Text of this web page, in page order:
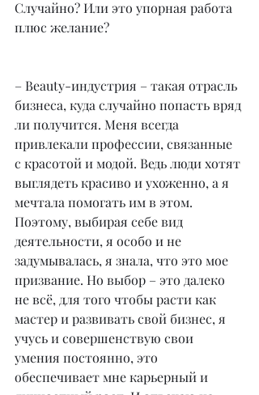
Случайно? Или это упорная работа
плюс желание?
– Beauty-индустрия – такая отрасль
бизнеса, куда случайно попасть вряд
ли получится. Меня всегда
привлекали профессии, связанные
с красотой и модой. Ведь люди хотят
выглядеть красиво и ухоженно, а я
мечтала помогать им в этом.
Поэтому, выбирая себе вид
деятельности, я особо и не
задумывалась, я знала, что это мое
призвание. Но выбор – это далеко
не всё, для того чтобы расти как
мастер и развивать свой бизнес, я
учусь и совершенствую свои
умения постоянно, это
обеспечивает мне карьерный и